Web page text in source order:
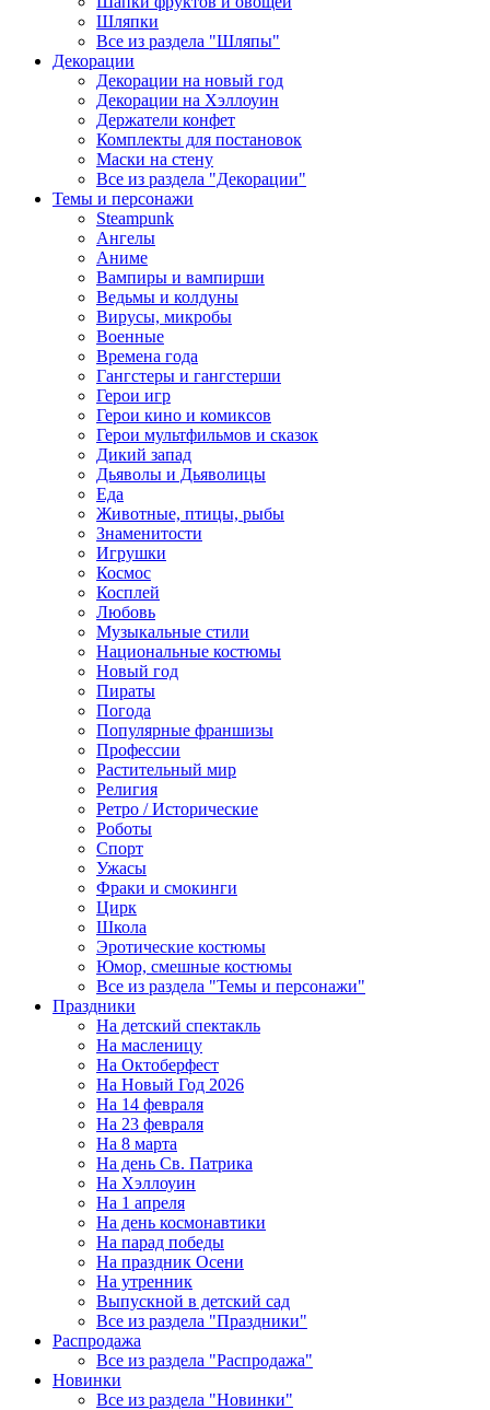
Шляпки
Все из раздела "Шляпы"
Декорации
Декорации на новый год
Декорации на Хэллоуин
Держатели конфет
Комплекты для постановок
Маски на стену
Все из раздела "Декорации"
Темы и персонажи
Steampunk
Ангелы
Аниме
Вампиры и вампирши
Ведьмы и колдуны
Вирусы, микробы
Военные
Времена года
Гангстеры и гангстерши
Герои игр
Герои кино и комиксов
Герои мультфильмов и сказок
Дикий запад
Дьяволы и Дьяволицы
Еда
Животные, птицы, рыбы
Знаменитости
Игрушки
Космос
Косплей
Любовь
Музыкальные стили
Национальные костюмы
Новый год
Пираты
Погода
Популярные франшизы
Профессии
Растительный мир
Религия
Ретро / Исторические
Роботы
Спорт
Ужасы
Фраки и смокинги
Цирк
Школа
Эротические костюмы
Юмор, смешные костюмы
Все из раздела "Темы и персонажи"
Праздники
На детский спектакль
На масленицу
На Октоберфест
На Новый Год 2026
На 14 февраля
На 23 февраля
На 8 марта
На день Св. Патрика
На Хэллоуин
На 1 апреля
На день космонавтики
На парад победы
На праздник Осени
На утренник
Выпускной в детский сад
Все из раздела "Праздники"
Распродажа
Все из раздела "Распродажа"
Новинки
Все из раздела "Новинки"